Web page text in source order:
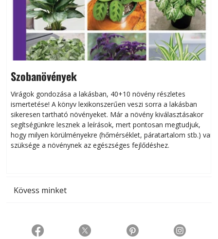
Szobanövények
Virágok gondozása a lakásban, 40+10 növény részletes
ismertetése! A könyv lexikonszerűen veszi sorra a lakásban
sikeresen tart­ha­tó növényeket. Már a növény kiválasztásakor
segítségünkre lesznek a leírások, mert pontosan megtudjuk,
hogy milyen körülményekre (hőmérséklet, páratartalom stb.) van
szüksége a növénynek az egészséges fejlődéshez.
Kövess minket